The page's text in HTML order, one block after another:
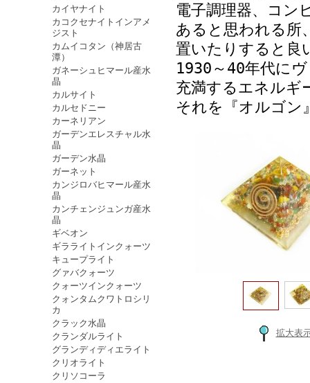
カイヤナイト
カコクセナイトインアメ
ジスト
カムイコタン（神居古
潭）
ガネーシュヒマール産水
晶
カルサイト
カルセドニー
カーネリアン
ガーデンエレスチャル水
晶
ガーデン水晶
ガーネット
カンジロバヒマール産水
晶
カンチェンジュンガ産水
晶
ギベオン
ギラライトインクォーツ
キュープライト
グァバクォーツ
クォーツインクォーツ
クォンタムクワトロシリ
カ
クラック水晶
クランダルライト
グランディディエライト
クリオライト
クリソコーラ
電子調理器、コン
あると思われる所
置いたりすると良
1930～40年代に
充満するエネルギ
それを『オルゴン
拡大表